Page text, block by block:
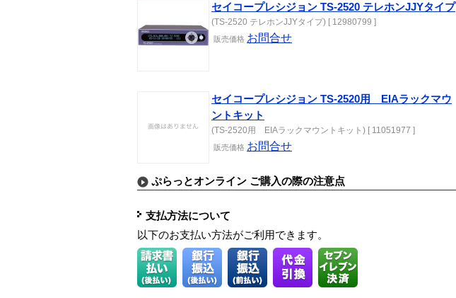
セイコープレシジョン TS-2520 テレホンJJYタイプ
(TS-2520 テレホンJJYタイプ) [ 12980799 ]
販売価格 お問合せ
セイコープレシジョン TS-2520用 EIAラックマウ
ントキット
(TS-2520用 EIAラックマウントキット) [ 11051977 ]
販売価格 お問合せ
ぷらっとオンライン ご購入の際の注意点
支払方法について
以下のお支払い方法がご利用できます。